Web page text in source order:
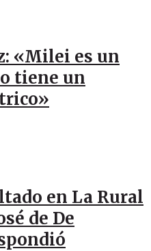
«Milei es un
tiene un
en La Rural
de De